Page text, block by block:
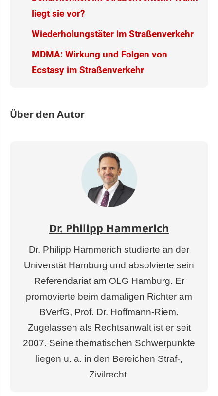
liegt sie vor?
Wiederholungstäter im Straßenverkehr
MDMA: Wirkung und Folgen von
Ecstasy im Straßenverkehr
Über den Autor
Dr. Philipp Hammerich
Dr. Philipp Hammerich studierte an der
Universtät Hamburg und absolvierte sein
Referendariat am OLG Hamburg. Er
promovierte beim damaligen Richter am
BVerfG, Prof. Dr. Hoffmann-Riem.
Zugelassen als Rechtsanwalt ist er seit
2007. Seine thematischen Schwerpunkte
liegen u. a. in den Bereichen Straf-,
Zivilrecht.